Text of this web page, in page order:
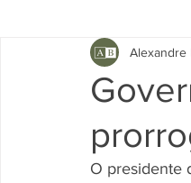
Alexandre
O presidente